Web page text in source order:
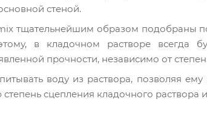
стеной.
тщательнейшим образом подобраны
в кладочном растворе всегда
прочности, независимо от
воду из раствора, позволяя
сцепления кладочного раствора